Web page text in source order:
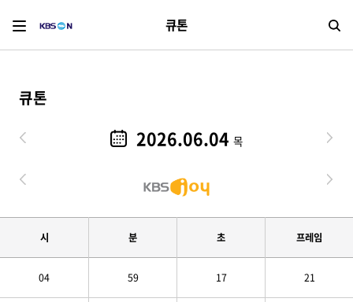
큐톤 검
큐톤
2026.06.04 목
시 분 초 프레임
04 59 17 21